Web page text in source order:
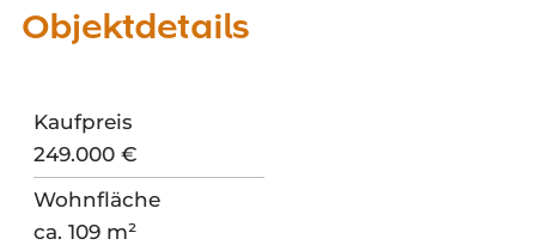
Objektdetails
Kaufpreis
249.000 €
Wohnfläche
ca. 109 m²